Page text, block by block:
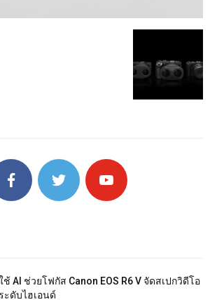
ช้ AI ช่วยโฟกัส Canon EOS R6 V จัดสเปกวิดีโอ
ะดับไฮเอนด์